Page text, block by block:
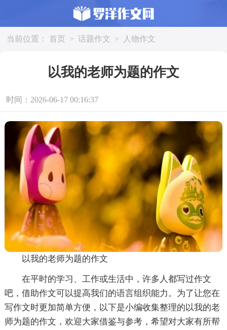
当前位置： 首页 > 话题作文 > 人物作文
以我的老师为题的作文
时间：2026-06-17 00:16:37
以我的老师为题的作文
在平时的学习、工作或生活中，许多人都写过作文
吧，借助作文可以提高我们的语言组织能力。为了让您在
写作文时更加简单方便，以下是小编收集整理的以我的老
师为题的作文，欢迎大家借鉴与参考，希望对大家有所帮